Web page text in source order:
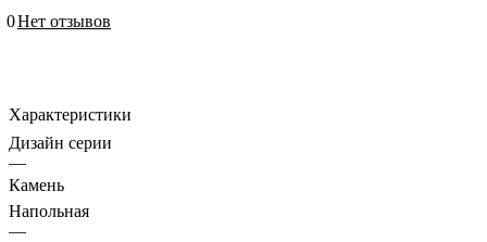
0Нет отзывов
Характеристики
Дизайн серии
—
Камень
Напольная
—